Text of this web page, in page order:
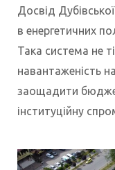
Досвід
в енергетичних
Така система не
навантаженість
заощадити
інституційну